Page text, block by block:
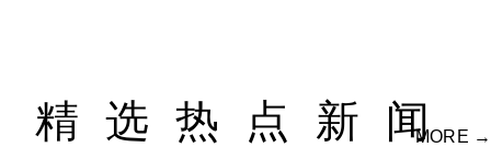
精选热点新闻
MORE →